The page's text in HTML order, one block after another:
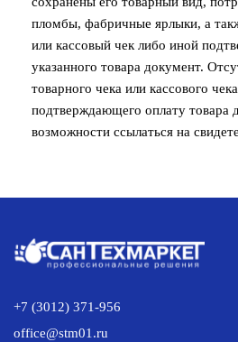
пломбы, фабричные ярлыки, а
или кассовый чек либо иной
указанного товара документ.
товарного чека или кассового
подтверждающего оплату товара
возможности ссылаться на
+7 (3012) 371-956
office@stm01.ru